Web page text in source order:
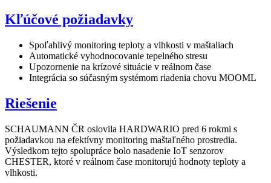
Kľúčové požiadavky
Spoľahlivý monitoring teploty a vlhkosti v maštaliach
Automatické vyhodnocovanie tepelného stresu
Upozornenie na krízové situácie v reálnom čase
Integrácia so súčasným systémom riadenia chovu MOOML
Riešenie
SCHAUMANN ČR oslovila HARDWARIO pred 6 rokmi s
požiadavkou na efektívny monitoring maštaľného prostredia.
Výsledkom tejto spolupráce bolo nasadenie IoT senzorov
CHESTER, ktoré v reálnom čase monitorujú hodnoty teploty a
vlhkosti.